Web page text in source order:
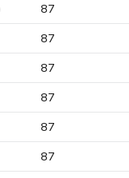
87
87
87
87
87
87